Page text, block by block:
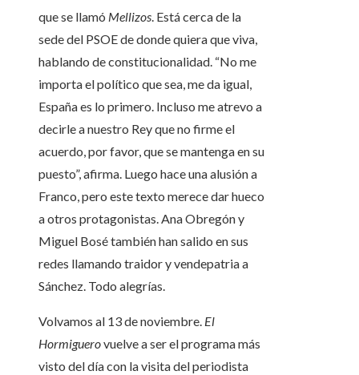
que se llamó Mellizos. Está cerca de la
sede del PSOE de donde quiera que viva,
hablando de constitucionalidad. “No me
importa el político que sea, me da igual,
España es lo primero. Incluso me atrevo a
decirle a nuestro Rey que no firme el
acuerdo, por favor, que se mantenga en su
puesto”, afirma. Luego hace una alusión a
Franco, pero este texto merece dar hueco
a otros protagonistas. Ana Obregón y
Miguel Bosé también han salido en sus
redes llamando traidor y vendepatria a
Sánchez. Todo alegrías.
Volvamos al 13 de noviembre. El
Hormiguerovuelve a ser el programa más
visto del día con la visita del periodista